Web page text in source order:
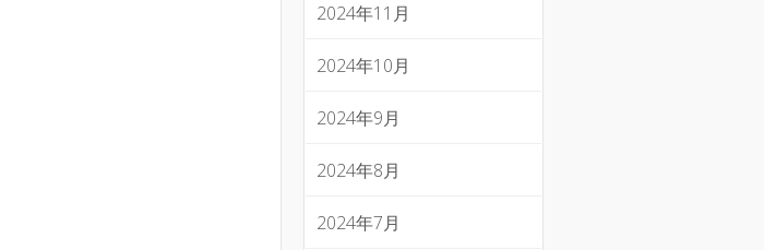
2024年11月
2024年10月
2024年9月
2024年8月
2024年7月